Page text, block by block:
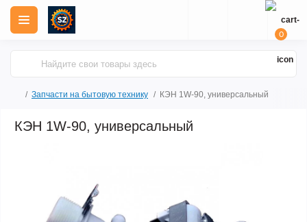
0
Запчасти на бытовую технику КЭН 1W-90, универсальный
КЭН 1W-90, универсальный